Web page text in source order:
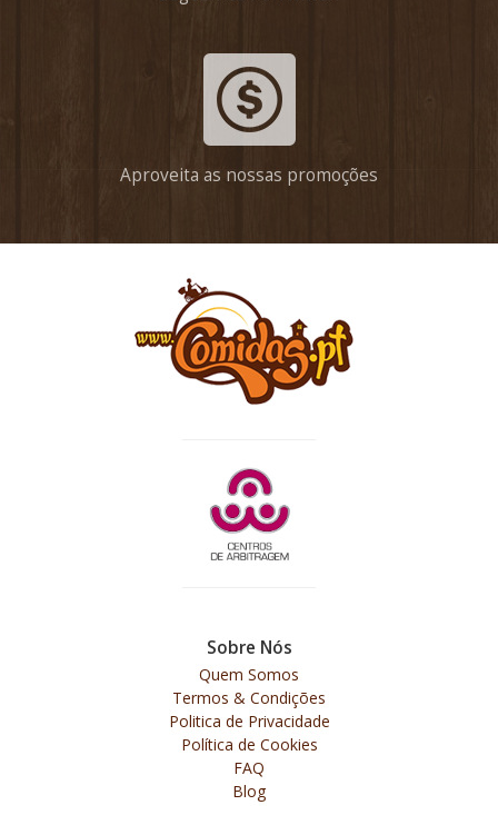
Aproveita as nossas promoções
Sobre Nós
Quem Somos
Termos & Condições
Politica de Privacidade
Política de Cookies
FAQ
Blog